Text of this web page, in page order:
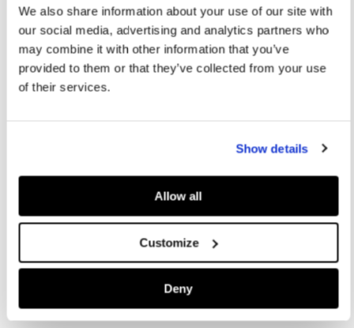
We also share information about your use of our site with
our social media, advertising and analytics partners who
may combine it with other information that you’ve
provided to them or that they’ve collected from your use
of their services.
Show details
Allow all
Customize
Deny
34
SÉLECTIONNEZ LA LONGUEUR:
30 32
AJOUTER AU PANIER
Livraison en 3-4 jours ouvrables Livraison gratuite et délai de retours